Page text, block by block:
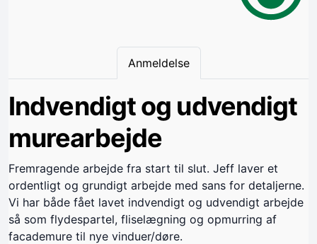
Anmeldelse
Indvendigt og udvendigt
murearbejde
Fremragende arbejde fra start til slut. Jeff laver et
ordentligt og grundigt arbejde med sans for detaljerne.
Vi har både fået lavet indvendigt og udvendigt arbejde
så som flydespartel, fliselægning og opmurring af
facademure til nye vinduer/døre.